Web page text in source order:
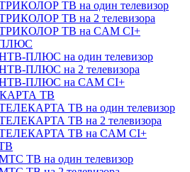
ТВ на один телевизор
ТВ на 2 телевизора
ТВ на CAM CI+
ПЛЮС на один телевизор
ПЛЮС на 2 телевизора
ПЛЮС на CAM CI+
ТВ
ТВ на один телевизор
ТВ на 2 телевизора
ТВ на CAM CI+
ТВ на один телевизор